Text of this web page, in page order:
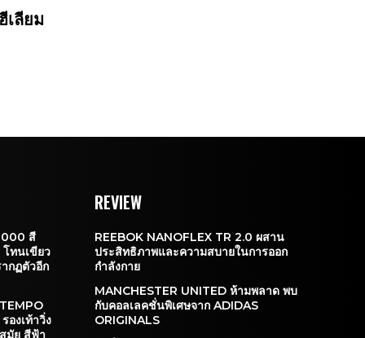
เลียม
สี
โทนเขียว
กฏตัวอีก
องเท้าวิ่ง
มัย สีฟ้า
REVIEW
REEBOK NANOFLEX TR 2.0 ผสาน
ประสิทธิภาพและความสบายในการออก
กำลังกาย
MANCHESTER UNITED ห้ามพลาด พบ
กับคอลเลคชั่นพิเศษจาก ADIDAS
ORIGINALS